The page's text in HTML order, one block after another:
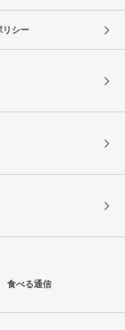
リシー
食べる通信